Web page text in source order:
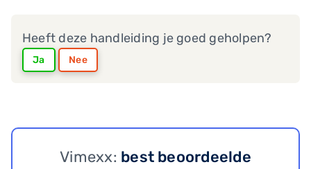
Heeft deze handleiding je goed geholpen?
Ja Nee
Vimexx: best beoordeelde